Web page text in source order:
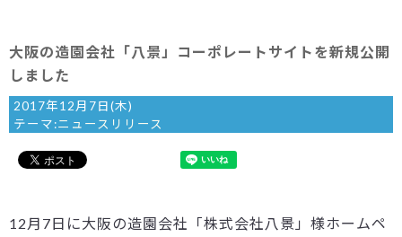
大阪の造園会社「八景」コーポレートサイトを新規公開
しました
2017年12月7日(木)
テーマ:ニュースリリース
12月7日に大阪の造園会社「株式会社八景」様ホームペ